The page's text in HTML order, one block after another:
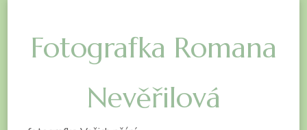
Fotografka Romana
Nevěřilová